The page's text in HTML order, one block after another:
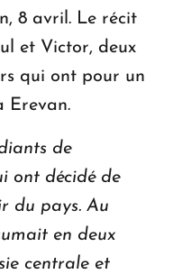
8 avril. Le récit
et Victor, deux
qui ont pour un
Erevan.
de
ont décidé de
du pays. Au
en deux
centrale et